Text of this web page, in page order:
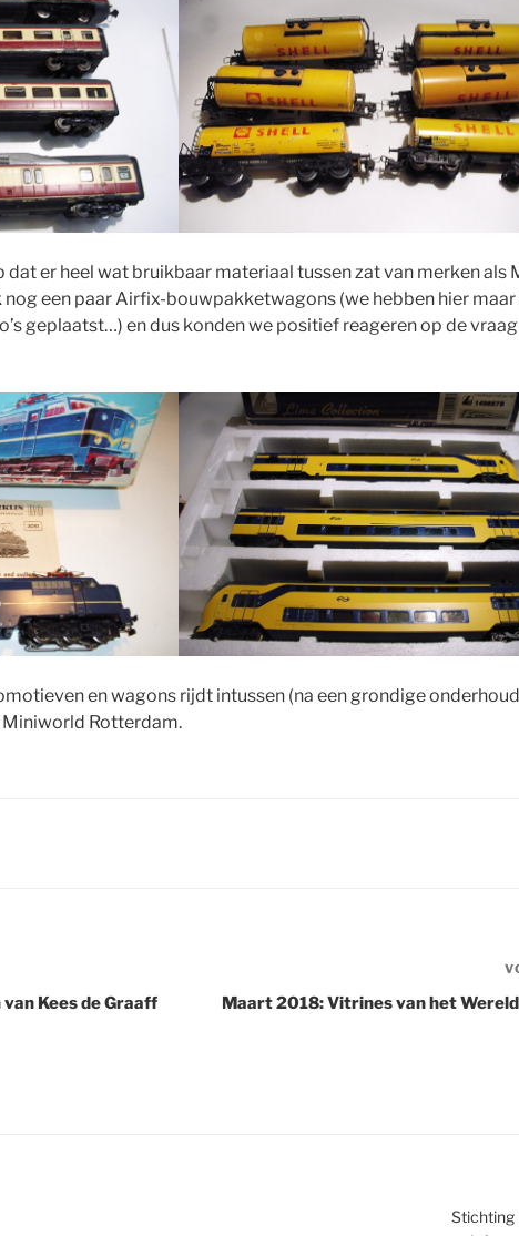
dat er heel wat bruikbaar materiaal tussen zat van merken als
nog een paar Airfix-bouwpakketwagons (we hebben hier maar
geplaatst…) en dus konden we positief reageren op de
en wagons rijdt intussen (na een grondige
Miniworld Rotterdam.
Kees de Graaff Maart 2018: Vitrines van het
Stichting